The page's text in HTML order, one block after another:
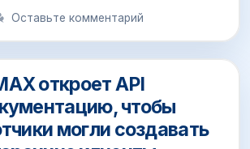
Оставьте комментарий
откроет API
чтобы
могли создавать